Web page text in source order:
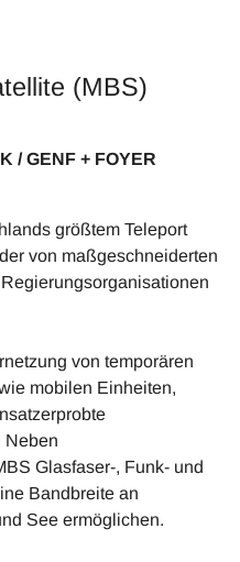
(MBS)
+ F 18
+ FOYER
größtem Teleport
von maßgeschneiderten
von temporären
mobilen Einheiten,
Neben
Glasfaser-, Funk- und
Bandbreite an
See ermöglichen.